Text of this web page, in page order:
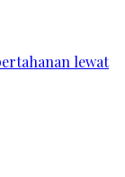
lewat